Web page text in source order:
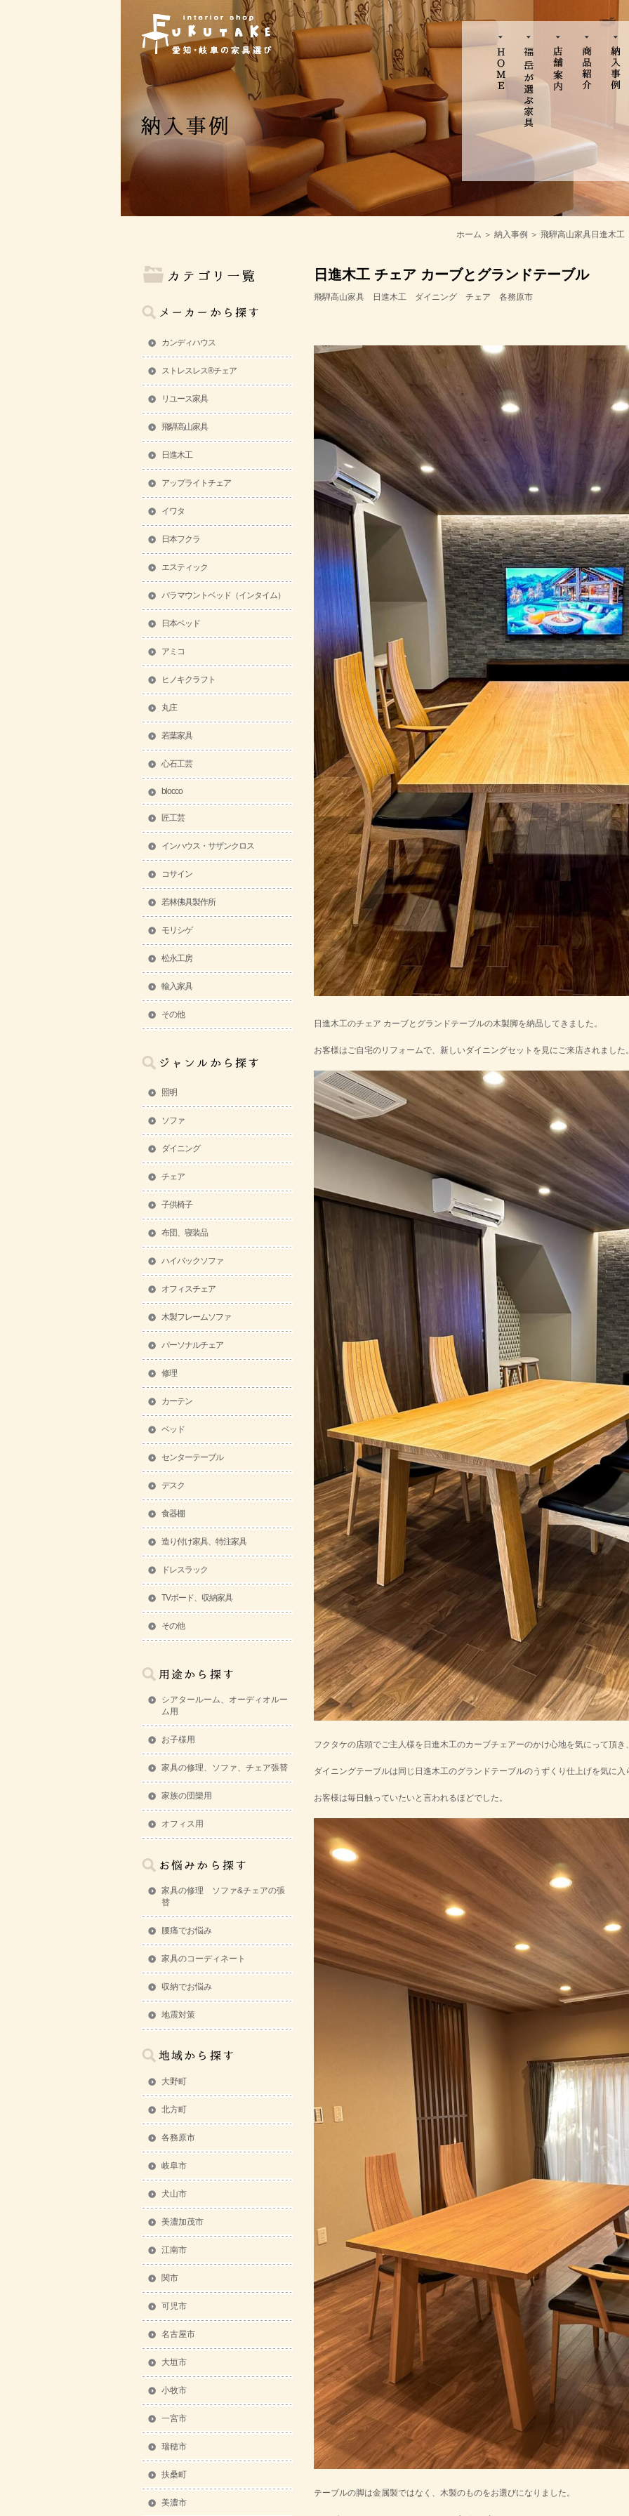
ホーム ＞ 納入事例 ＞ 飛騨高山家具日進木工
日進木工 チェア カーブとグランドテーブル
飛騨高山家具 日進木工 ダイニング チェア 各務原市
日進木工のチェア カーブとグランドテーブルの木製脚を納品してきました。
お客様はご自宅のリフォームで、新しいダイニングセットを見にご来店されました
フクタケの店頭でご主人様を日進木工のカーブチェアーのかけ心地を気にって頂き
ダイニングテーブルは同じ日進木工のグランドテーブルのうずくり仕上げを気に入
お客様は毎日触っていたいと言われるほどでした。
テーブルの脚は金属製ではなく、木製のものをお選びになりました。
カンディハウス
ストレスレス®チェア
リユース家具
飛騨高山家具
日進木工
アップライトチェア
イワタ
日本フクラ
エスティック
パラマウントベッド（インタイム）
日本ベッド
アミコ
ヒノキクラフト
丸庄
若葉家具
心石工芸
blocco
匠工芸
インハウス・サザンクロス
コサイン
若林佛具製作所
モリシゲ
松永工房
輸入家具
その他
照明
ソファ
ダイニング
チェア
子供椅子
布団、寝装品
ハイバックソファ
オフィスチェア
木製フレームソファ
パーソナルチェア
修理
カーテン
ベッド
センターテーブル
デスク
食器棚
造り付け家具、特注家具
ドレスラック
TVボード、収納家具
その他
シアタールーム、オーディオルー
ム用
お子様用
家具の修理、ソファ、チェア張替
家族の団欒用
オフィス用
家具の修理 ソファ&チェアの張
替
腰痛でお悩み
家具のコーディネート
収納でお悩み
地震対策
大野町
北方町
各務原市
岐阜市
犬山市
美濃加茂市
江南市
関市
可児市
名古屋市
大垣市
小牧市
一宮市
瑞穂市
扶桑町
美濃市